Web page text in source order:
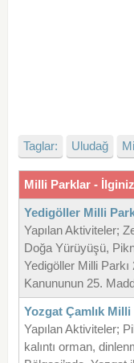
Taglar: Uludağ
Milli Parklar -
Yedigöller Milli
Yapılan Aktiviteler;
Doğa Yürüyüşü,
Yedigöller Milli Parkı
Kanununun 25.
Yozgat Çamlık Milli
Yapılan Aktiviteler;
kalıntı orman,